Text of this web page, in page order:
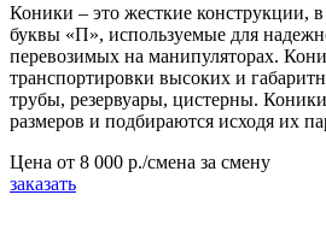
Коники – это жесткие конструкции,
буквы «П», используемые для
перевозимых на манипуляторах.
транспортировки высоких и
трубы, резервуары, цистерны.
размеров и подбираются исходя их
Цена от 8 000 р./смена за смену
заказать